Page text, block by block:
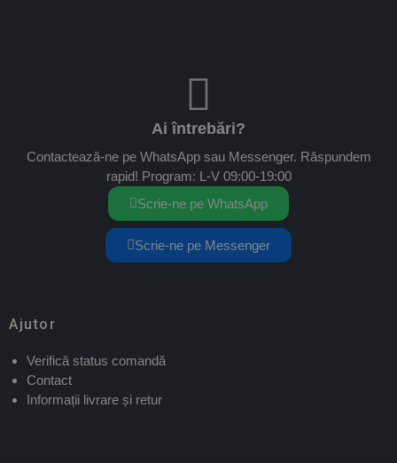
Ai întrebări?
Contactează-ne pe WhatsApp sau Messenger. Răspundem
rapid! Program: L-V 09:00-19:00
Scrie-ne pe WhatsApp
Scrie-ne pe Messenger
Ajutor
Verifică status comandă
Contact
Informații livrare și retur